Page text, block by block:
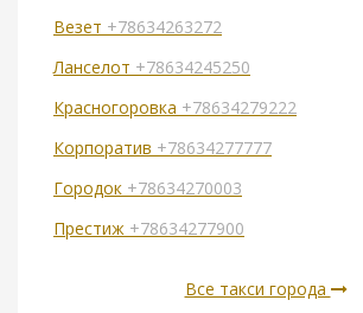
Везет +78634263272
Ланселот +78634245250
Красногоровка +78634279222
Корпоратив +78634277777
Городок +78634270003
Престиж +78634277900
Все такси города